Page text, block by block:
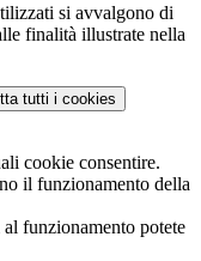
si avvalgono di
finalità illustrate nella
tutti i cookies
cookie consentire.
il funzionamento della
funzionamento potete